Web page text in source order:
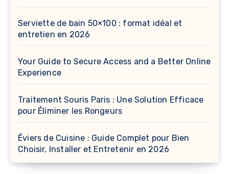
Serviette de bain 50×100 : format idéal et
entretien en 2026
Your Guide to Secure Access and a Better Online
Experience
Traitement Souris Paris : Une Solution Efficace
pour Éliminer les Rongeurs
Éviers de Cuisine : Guide Complet pour Bien
Choisir, Installer et Entretenir en 2026